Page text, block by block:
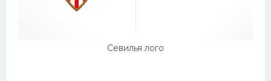
Севилья лого